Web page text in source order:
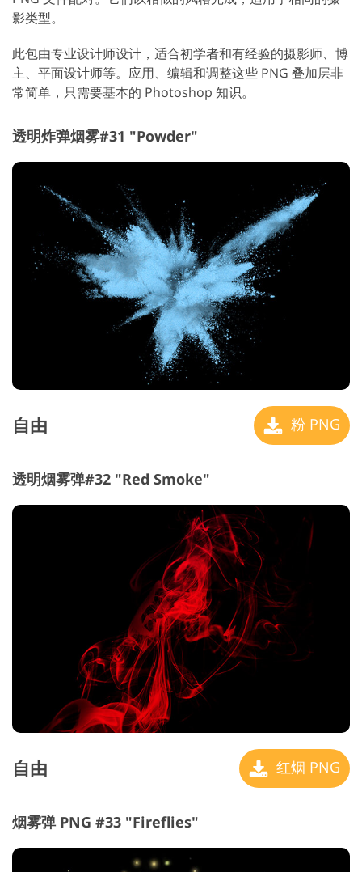
影类型。
此包由专业设计师设计，适合初学者和有经验的摄影师、博
主、平面设计师等。应用、编辑和调整这些 PNG 叠加层非
常简单，只需要基本的 Photoshop 知识。
透明炸弹烟雾#31 "Powder"
自由 粉 PNG
透明烟雾弹#32 "Red Smoke"
自由 红烟 PNG
烟雾弹 PNG #33 "Fireflies"